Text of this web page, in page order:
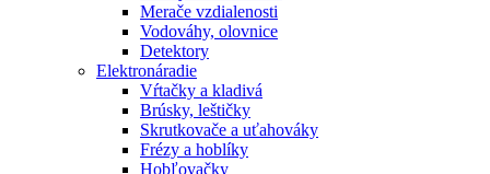
Merače vzdialenosti
Vodováhy, olovnice
Detektory
Elektronáradie
Vŕtačky a kladivá
Brúsky, leštičky
Skrutkovače a uťahováky
Frézy a hoblíky
Hobľovačky